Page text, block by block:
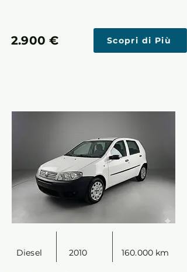
Scopri di Più
2.900 €
Diesel 2010 160.000 km